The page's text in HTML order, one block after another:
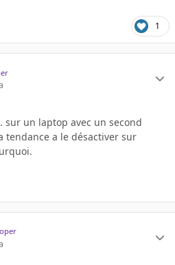
1
sur un laptop avec un second
tendance a le désactiver sur